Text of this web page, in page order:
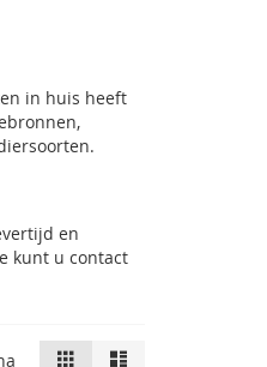
in huis heeft
en
kunt u contact
Tonen Foto-